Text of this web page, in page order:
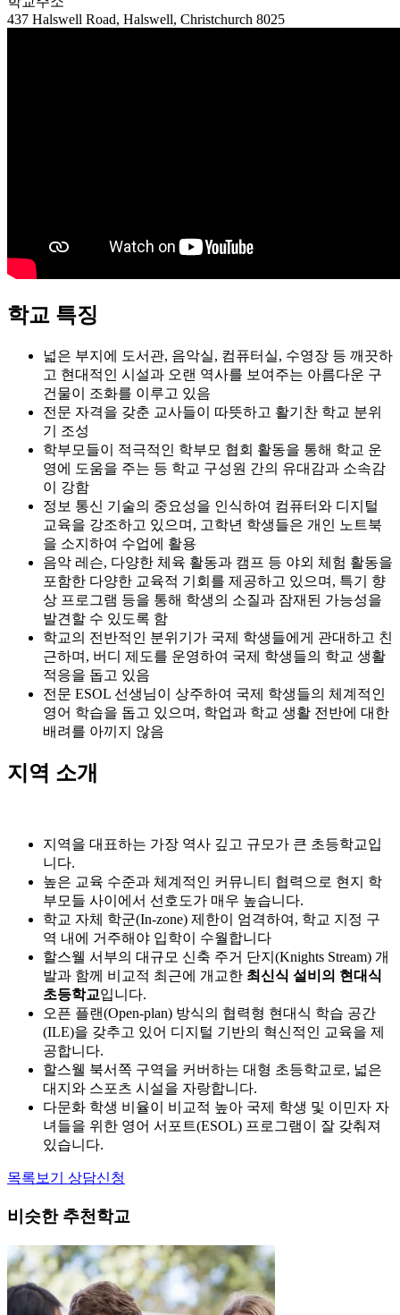
고 현대적인 시설과 오랜 역사를 보여주는 아름다운 구
건물이 조화를 이루고 있음
전문 자격을 갖춘 교사들이 따뜻하고 활기찬 학교 분위
기 조성
학부모들이 적극적인 학부모 협회 활동을 통해 학교 운
영에 도움을 주는 등 학교 구성원 간의 유대감과 소속감
이 강함
정보 통신 기술의 중요성을 인식하여 컴퓨터와 디지털
교육을 강조하고 있으며, 고학년 학생들은 개인 노트북
을 소지하여 수업에 활용
음악 레슨, 다양한 체육 활동과 캠프 등 야외 체험 활동을
포함한 다양한 교육적 기회를 제공하고 있으며, 특기 향
상 프로그램 등을 통해 학생의 소질과 잠재된 가능성을
발견할 수 있도록 함
학교의 전반적인 분위기가 국제 학생들에게 관대하고 친
근하며, 버디 제도를 운영하여 국제 학생들의 학교 생활
적응을 돕고 있음
전문 ESOL 선생님이 상주하여 국제 학생들의 체계적인
영어 학습을 돕고 있으며, 학업과 학교 생활 전반에 대한
배려를 아끼지 않음
니다.
높은 교육 수준과 체계적인 커뮤니티 협력으로 현지 학
부모들 사이에서 선호도가 매우 높습니다.
학교 자체 학군(In-zone) 제한이 엄격하여, 학교 지정 구
역 내에 거주해야 입학이 수월합니다
할스웰 서부의 대규모 신축 주거 단지(Knights Stream) 개
발과 함께 비교적 최근에 개교한 최신식 설비의 현대식
초등학교 입니다.
오픈 플랜(Open-plan) 방식의 협력형 현대식 학습 공간
(ILE)을 갖추고 있어 디지털 기반의 혁신적인 교육을 제
공합니다.
할스웰 북서쪽 구역을 커버하는 대형 초등학교로, 넓은
대지와 스포츠 시설을 자랑합니다.
다문화 학생 비율이 비교적 높아 국제 학생 및 이민자 자
녀들을 위한 영어 서포트(ESOL) 프로그램이 잘 갖춰져
있습니다.